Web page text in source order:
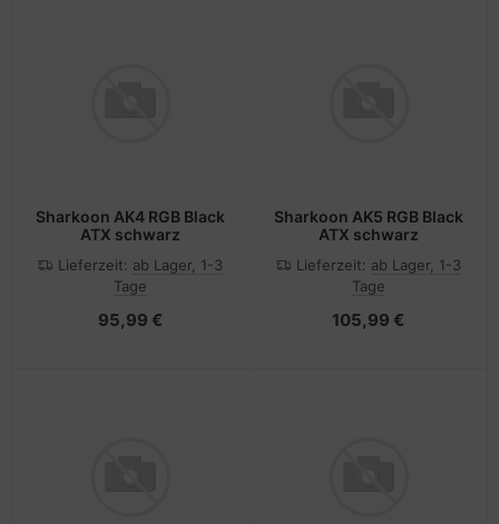
Sharkoon AK4 RGB Black
ATX schwarz
Lieferzeit: ab Lager, 1-3
Tage
95,99 €
Sharkoon AK5 RGB Black
ATX schwarz
Lieferzeit: ab Lager, 1-3
Tage
105,99 €